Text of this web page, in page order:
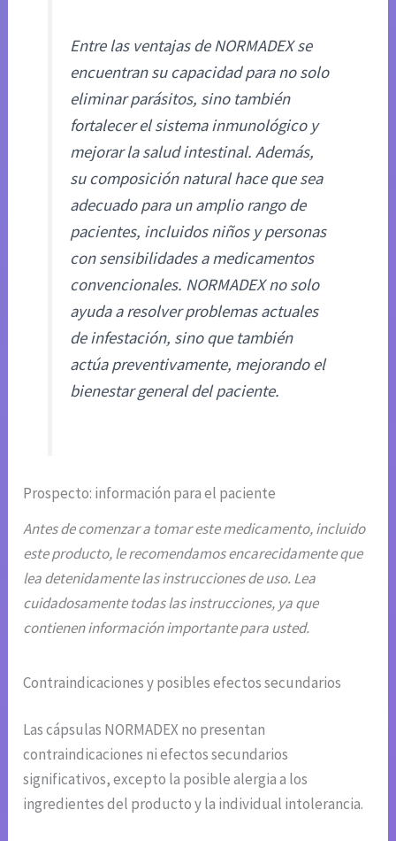
Entre las ventajas de NORMADEX se
encuentran su capacidad para no solo
eliminar parásitos, sino también
fortalecer el sistema inmunológico y
mejorar la salud intestinal. Además,
su composición natural hace que sea
adecuado para un amplio rango de
pacientes, incluidos niños y personas
con sensibilidades a medicamentos
convencionales. NORMADEX no solo
ayuda a resolver problemas actuales
de infestación, sino que también
actúa preventivamente, mejorando el
bienestar general del paciente.
Prospecto: información para el paciente
Antes de comenzar a tomar este medicamento, incluido
este producto, le recomendamos encarecidamente que
lea detenidamente las instrucciones de uso. Lea
cuidadosamente todas las instrucciones, ya que
contienen información importante para usted.
Contraindicaciones y posibles efectos secundarios
Las cápsulas NORMADEX no presentan
contraindicaciones ni efectos secundarios
significativos, excepto la posible alergia a los
ingredientes del producto y la individual intolerancia.